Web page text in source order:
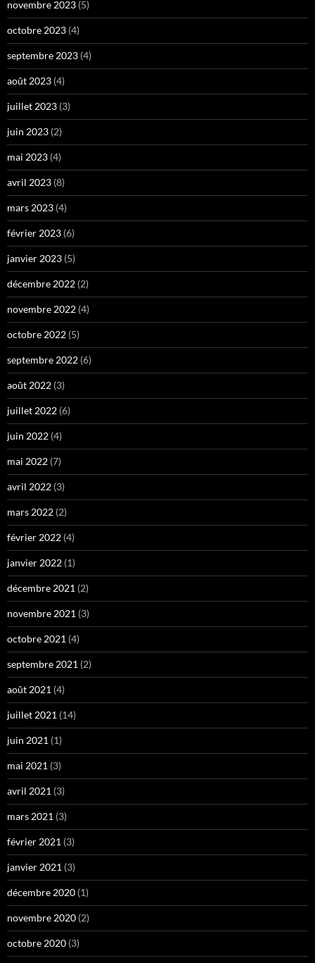
novembre 2023 (5)
octobre 2023 (4)
septembre 2023 (4)
août 2023 (4)
juillet 2023 (3)
juin 2023 (2)
mai 2023 (4)
avril 2023 (8)
mars 2023 (4)
février 2023 (6)
janvier 2023 (5)
décembre 2022 (2)
novembre 2022 (4)
octobre 2022 (5)
septembre 2022 (6)
août 2022 (3)
juillet 2022 (6)
juin 2022 (4)
mai 2022 (7)
avril 2022 (3)
mars 2022 (2)
février 2022 (4)
janvier 2022 (1)
décembre 2021 (2)
novembre 2021 (3)
octobre 2021 (4)
septembre 2021 (2)
août 2021 (4)
juillet 2021 (14)
juin 2021 (1)
mai 2021 (3)
avril 2021 (3)
mars 2021 (3)
février 2021 (3)
janvier 2021 (3)
décembre 2020 (1)
novembre 2020 (2)
octobre 2020 (3)